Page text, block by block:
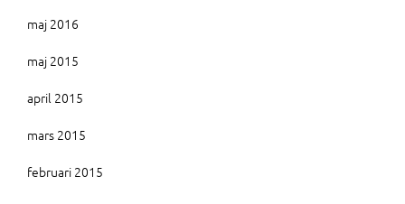
maj 2016
maj 2015
april 2015
mars 2015
februari 2015